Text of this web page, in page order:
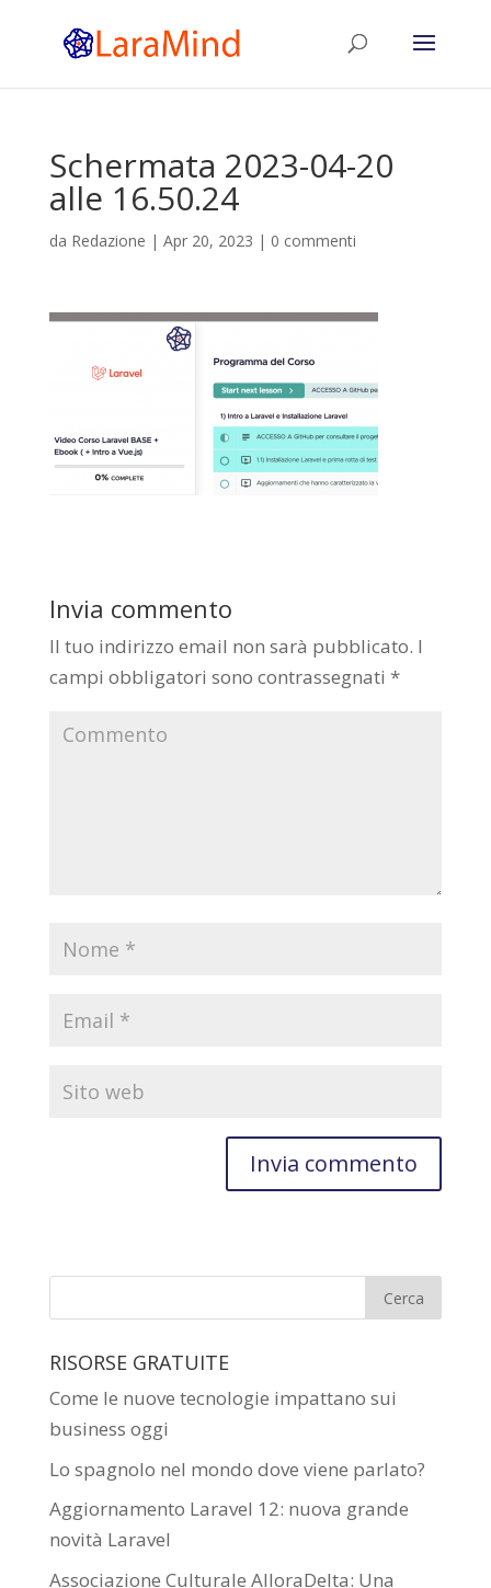
Schermata 2023-04-20
alle 16.50.24
da Redazione | Apr 20, 2023 | 0 commenti
Invia commento
Il tuo indirizzo email non sarà pubblicato. I
campi obbligatori sono contrassegnati *
RISORSE GRATUITE
Come le nuove tecnologie impattano sui
business oggi
Lo spagnolo nel mondo dove viene parlato?
Aggiornamento Laravel 12: nuova grande
novità Laravel
Associazione Culturale AlloraDelta: Una